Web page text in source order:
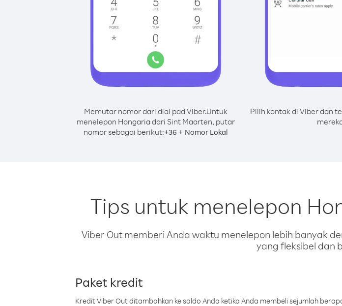
Memutar nomor dari dial pad Viber.Untuk
menelepon Hongaria dari Sint Maarten, putar
nomor sebagai berikut:+36 + Nomor Lokal
Pilih kontak di Viber dan
Tips untuk menelepon
Viber Out memberi Anda waktu menelepon lebih banyak
yang fleksibel dan
Paket kredit
Kredit Viber Out ditambahkan ke saldo Anda ketika Anda membeli sejumlah